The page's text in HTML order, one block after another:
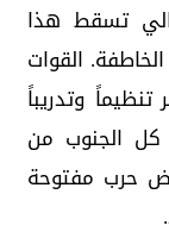
تسقط هذا
القوات
94؛ هي أكثر تنظيماً وتدريباً
كل الجنوب من
حرب مفتوحة